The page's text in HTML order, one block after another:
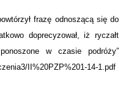
frazę odnoszącą się do
doprecyzował, iż ryczałt
w czasie podróży”
II%20PZP%201-14-1.pdf